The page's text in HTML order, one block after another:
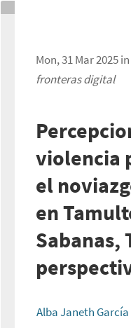
Mon, 31 Mar 2025 in
fronteras digital
violencia
el
en
Sabanas,
Alba Janeth García